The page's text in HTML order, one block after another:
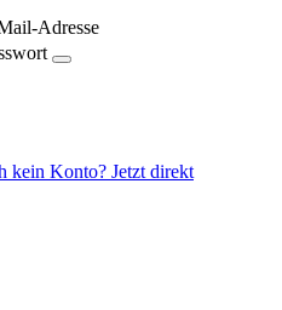
Adresse
kein Konto? Jetzt direkt